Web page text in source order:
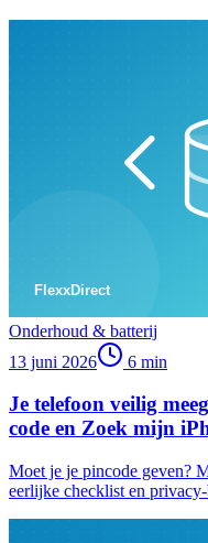
Onderhoud & batterij
13 juni 2026
6 min
Je telefoon veilig
code en Zoek mijn
Moet je je pincode geven?
eerlijke checklist en